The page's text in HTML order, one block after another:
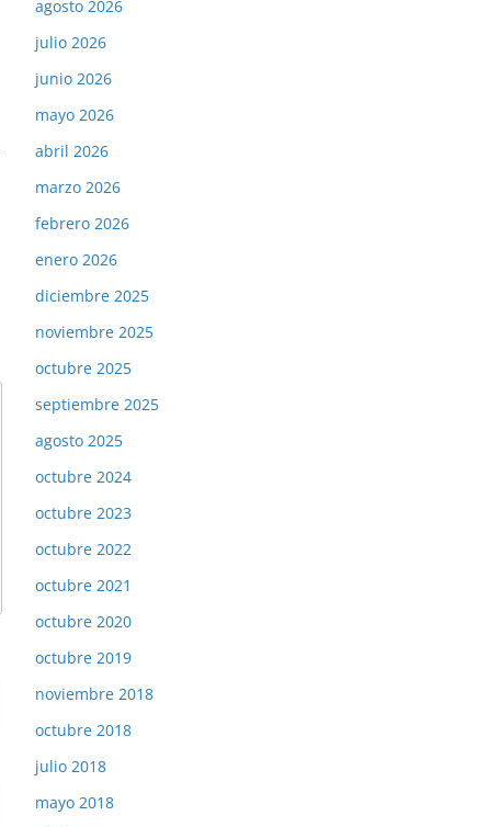
agosto 2026
julio 2026
junio 2026
mayo 2026
abril 2026
marzo 2026
febrero 2026
enero 2026
diciembre 2025
noviembre 2025
octubre 2025
septiembre 2025
agosto 2025
octubre 2024
octubre 2023
octubre 2022
octubre 2021
octubre 2020
octubre 2019
noviembre 2018
octubre 2018
julio 2018
mayo 2018